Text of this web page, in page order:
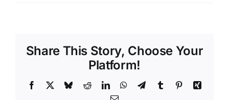
Share This Story, Choose Your
Platform!
Facebook BlueskyRedditLinkedInWhatsApp
TelegramTumblr PinterestXing
Email